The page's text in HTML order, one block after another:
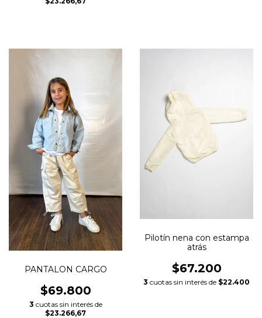
PANTALON CARGO
$69.800
3 cuotas sin interés de
$23.266,67
Pilotín nena con estampa
atrás
$67.200
3 cuotas sin interés de $22.400